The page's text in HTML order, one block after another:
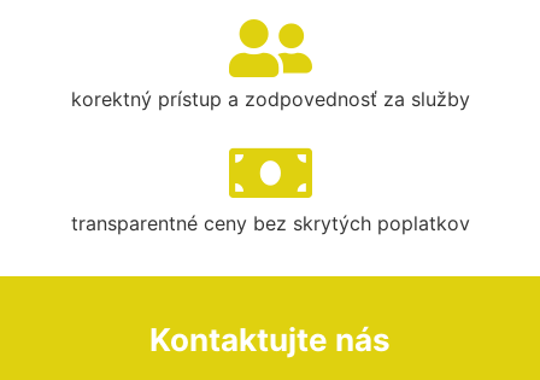
korektný prístup a zodpovednosť za služby
transparentné ceny bez skrytých poplatkov
Kontaktujte nás